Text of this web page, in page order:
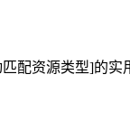
配资源类型]的实